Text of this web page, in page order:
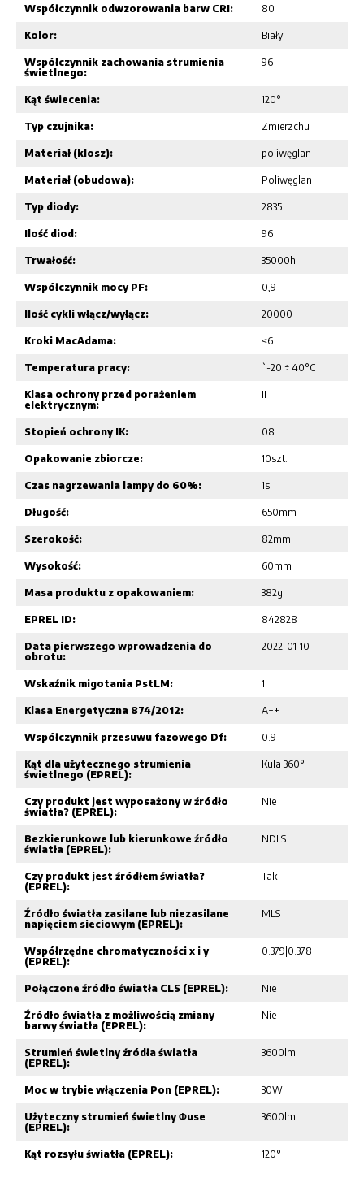
Współczynnik odwzorowania barw CRI: 80
Kolor: Biały
Współczynnik zachowania strumienia
świetlnego:
96
Kąt świecenia: 120°
Typ czujnika: Zmierzchu
Materiał (klosz): poliwęglan
Materiał (obudowa): Poliwęglan
Typ diody: 2835
Ilość diod: 96
Trwałość: 35000h
Współczynnik mocy PF: 0,9
Ilość cykli włącz/wyłącz: 20000
Kroki MacAdama: ≤6
Temperatura pracy: `-20 ÷ 40°C
Klasa ochrony przed porażeniem
elektrycznym:
II
Stopień ochrony IK: 08
Opakowanie zbiorcze: 10szt.
Czas nagrzewania lampy do 60%: 1s
Długość: 650mm
Szerokość: 82mm
Wysokość: 60mm
Masa produktu z opakowaniem: 382g
EPREL ID: 842828
Data pierwszego wprowadzenia do
obrotu:
2022-01-10
Wskaźnik migotania PstLM: 1
Klasa Energetyczna 874/2012: A++
Współczynnik przesuwu fazowego Df: 0.9
Kąt dla użytecznego strumienia
świetlnego (EPREL):
Kula 360°
Czy produkt jest wyposażony w źródło
światła? (EPREL):
Nie
Bezkierunkowe lub kierunkowe źródło
światła (EPREL):
NDLS
Czy produkt jest źródłem światła?
(EPREL):
Tak
Źródło światła zasilane lub niezasilane
napięciem sieciowym (EPREL):
MLS
Współrzędne chromatyczności x i y
(EPREL):
0.379|0.378
Połączone źródło światła CLS (EPREL): Nie
Źródło światła z możliwością zmiany
barwy światła (EPREL):
Nie
Strumień świetlny źródła światła
(EPREL):
3600lm
Moc w trybie włączenia Pon (EPREL): 30W
Użyteczny strumień świetlny Φuse
(EPREL):
3600lm
Kąt rozsyłu światła (EPREL): 120°